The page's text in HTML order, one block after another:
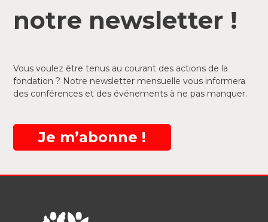
notre newsletter !
Vous voulez être tenus au courant des actions de la
fondation ? Notre newsletter mensuelle vous informera
des conférences et des événements à ne pas manquer.
Je m’abonne !